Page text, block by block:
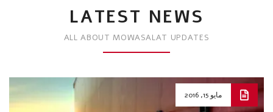
LATEST NEWS
ALL ABOUT MOWASALAT UPDATES
مايو 15, 2016